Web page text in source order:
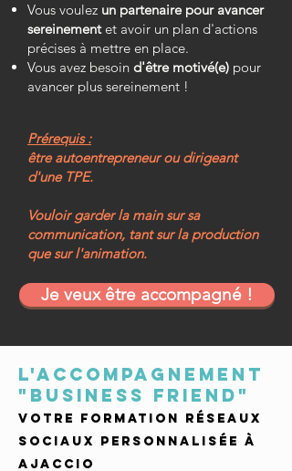
Vous voulez un partenaire pour avancer
sereinementet avoir un plan d'actions
précises à mettre en place.​
Vous avez besoin d'être motivé(e) pour
avancer plus sereinement !​
Prérequis :
être autoentrepreneur ou dirigeant
d'une TPE.
Vouloir garder la main sur sa
communication, tant sur la production
que sur l'animation.
Je veux être accompagné !
l'accompagnement
"BUSINESS FRIEND"
votre formation réseaux
sociaux personnalisée à
ajaccio